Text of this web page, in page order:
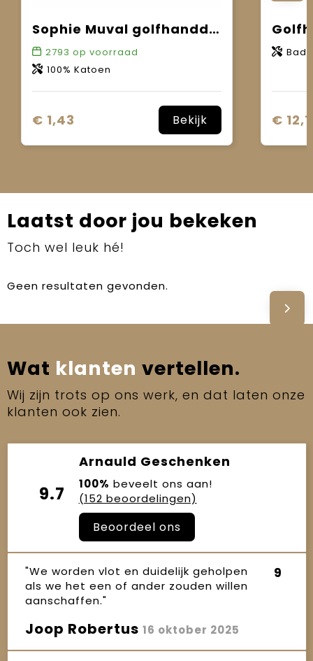
Sophie Muval golfhanddoek 55x30 cm, 450 gr/m²
2793 op voorraad
100% Katoen
€ 1,43 Bekijk €
Laatst door jou bekeken
Toch wel leuk hé!
Geen resultaten gevonden.
Wat klanten vertellen.
Wij zijn trots op ons werk, en dat laten onze
klanten ook zien.
9.7
Arnauld Geschenken
100% beveelt ons aan!
(152 beoordelingen)
Beoordeel ons
"We worden vlot en duidelijk geholpen
als we het een of ander zouden willen
aanschaffen."
9
Joop Robertus 16 oktober 2025